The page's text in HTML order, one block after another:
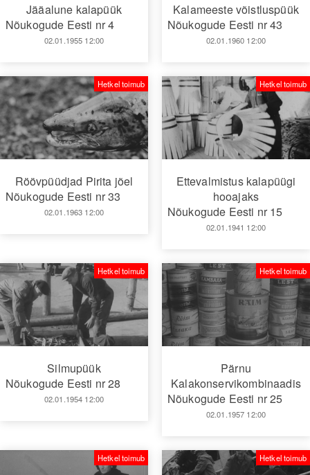
Jääalune kalapüük
Nõukogude Eesti nr 4
02.01.1955 12:00
Kalameeste võistluspüük
Nõukogude Eesti nr 43
02.01.1960 12:00
Röövpüüdjad Pirita jõel
Nõukogude Eesti nr 33
02.01.1963 12:00
Hetkel toimub
Ettevalmistus kalapüügi
hooajaks
Nõukogude Eesti nr 15
02.01.1941 12:00
Hetkel toimub
Silmupüük
Nõukogude Eesti nr 28
02.01.1954 12:00
Hetkel toimub
Pärnu
Kalakonservikombinaadis
Nõukogude Eesti nr 25
02.01.1957 12:00
Hetkel toimub
Hetkel toimub Hetkel toimub